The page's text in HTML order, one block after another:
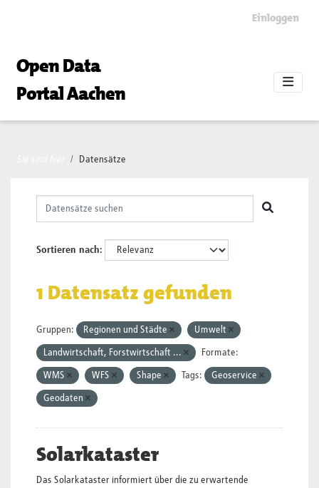
Einloggen
Open Data
Portal Aachen
Datensätze
Sortieren nach
1 Datensatz gefunden
Gruppen: Regionen und Städte Umwelt
Landwirtschaft, Forstwirtschaft ... Formate:
WMS WFS Shape Tags: Geoservice
Geodaten
Solarkataster
Das Solarkataster informiert über die zu erwartende